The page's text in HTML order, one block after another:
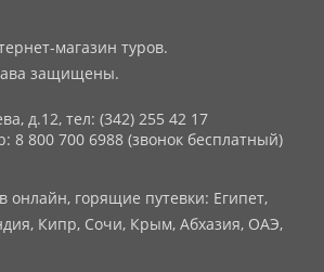
магазин туров.
защищены.
д.12, тел: (342) 255 42 17
800 700 6988 (звонок бесплатный)
онлайн, горящие путевки: Египет,
Кипр, Сочи, Крым, Абхазия, ОАЭ,